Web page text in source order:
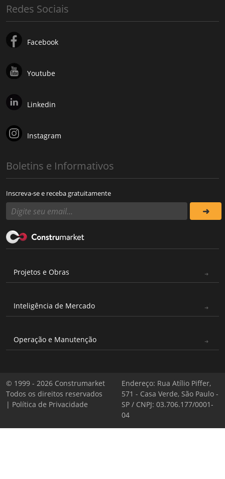
Redes Sociais
Facebook
Youtube
Linkedin
Instagram
Boletins e Informativos
Inscreva-se e receba gratuitamente
Projetos e Obras
Inteligência de Mercado
Operação e Manutenção
© 1999 - 2026 Construmarket
Todos os direitos reservados
| Política de Privacidade
Endereço: Rua Atílio Piffer,
571 - Casa Verde, São Paulo -
SP / CNPJ: 03.706.177/0001-
04